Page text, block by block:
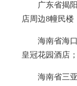
广东省揭
店周边8幢民楼
海南省海
皇冠花园酒店
海南省三